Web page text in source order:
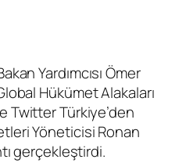
Yardımcısı Ömer
Hükümet Alakaları
Twitter Türkiye’den
Yöneticisi Ronan
gerçekleştirdi.